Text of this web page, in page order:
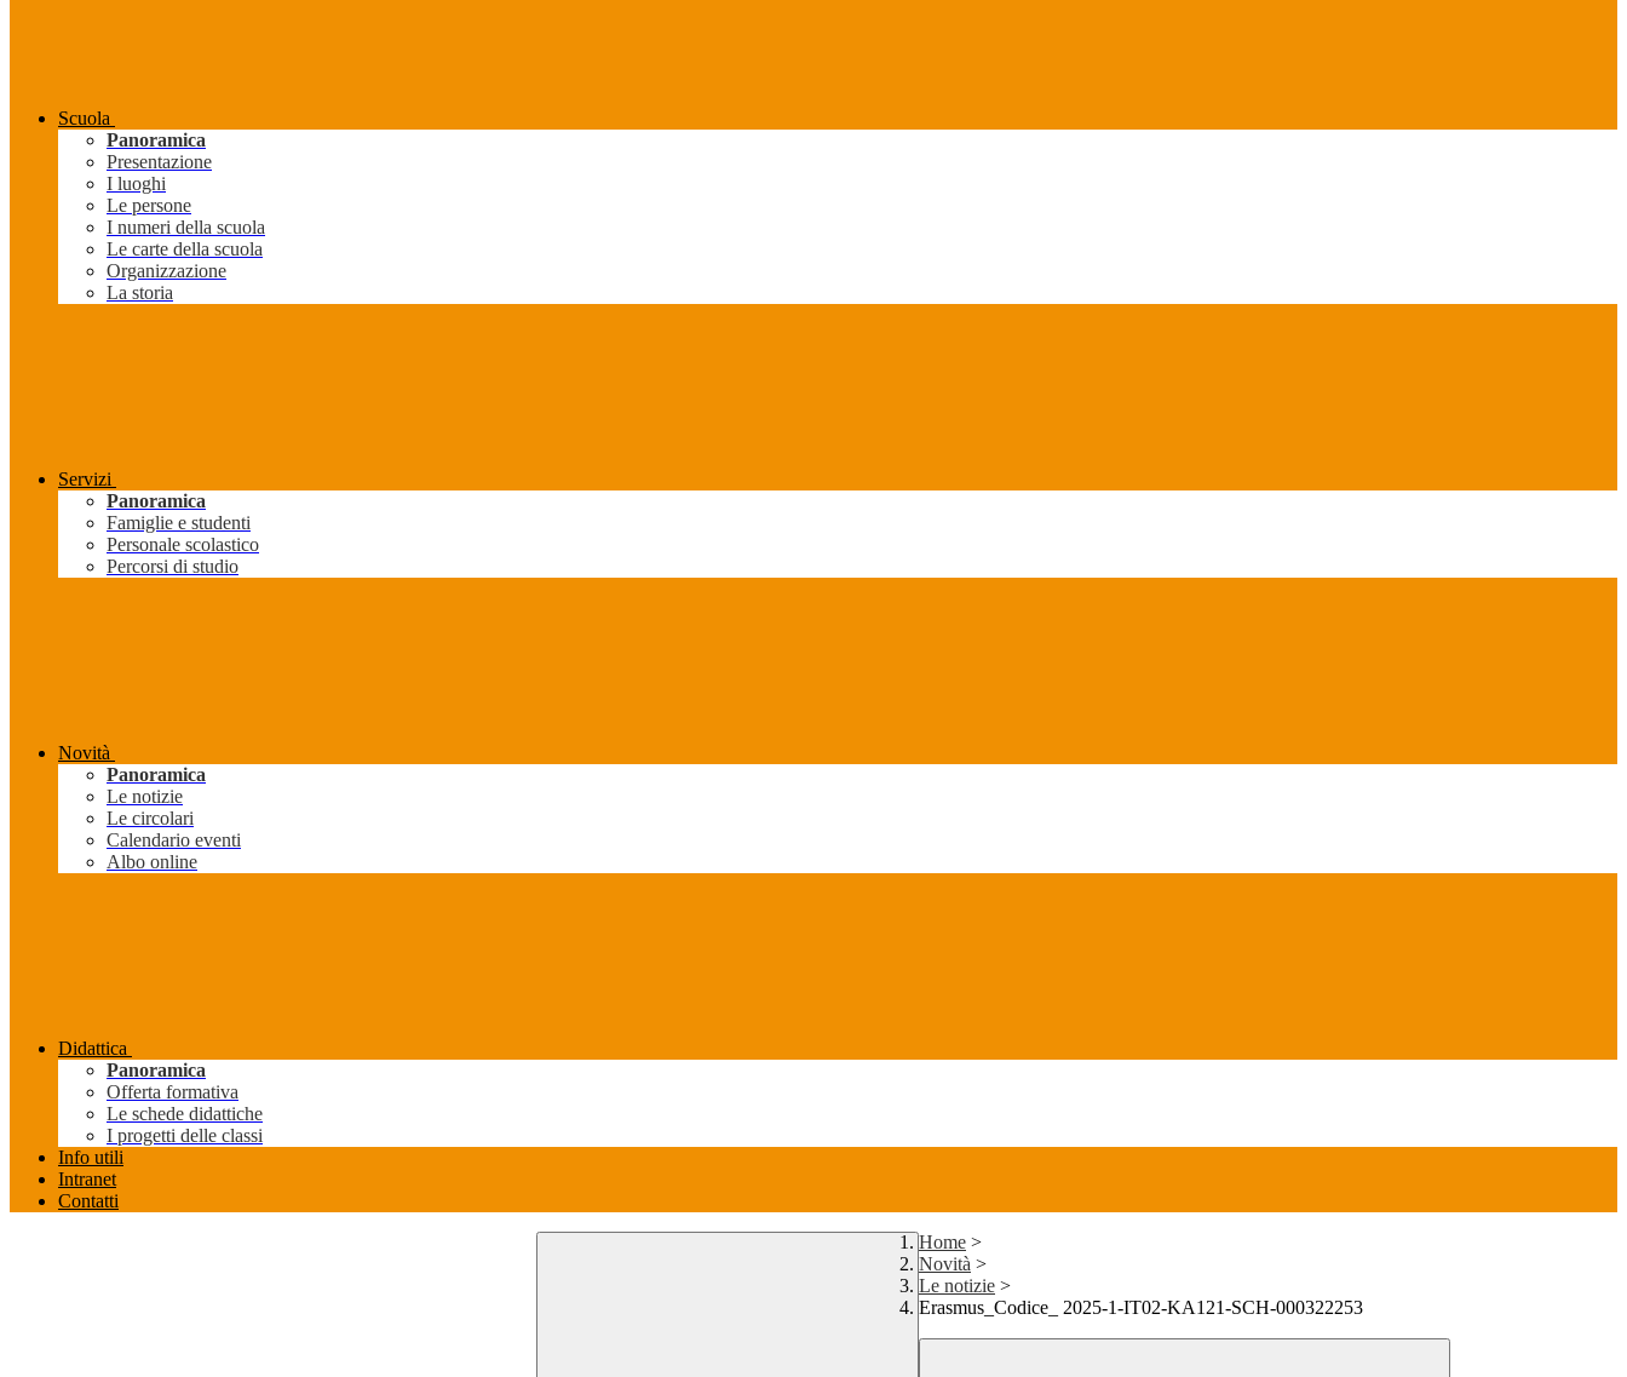
Scuola
Panoramica
Presentazione
I luoghi
Le persone
I numeri della scuola
Le carte della scuola
Organizzazione
La storia
Servizi
Panoramica
Famiglie e studenti
Personale scolastico
Percorsi di studio
Novità
Panoramica
Le notizie
Le circolari
Calendario eventi
Albo online
Didattica
Panoramica
Offerta formativa
Le schede didattiche
I progetti delle classi
Info utili
Intranet
Contatti
Home >
Novità >
Le notizie >
Erasmus_Codice_ 2025-1-IT02-KA121-SCH-000322253